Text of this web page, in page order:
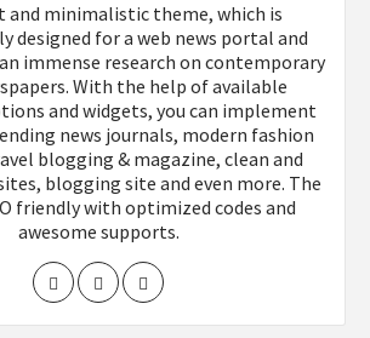
and minimalistic theme, which is
designed for a web news portal and
immense research on contemporary
With the help of available
and widgets, you can implement
news journals, modern fashion
blogging & magazine, clean and
blogging site and even more. The
friendly with optimized codes and
awesome supports.